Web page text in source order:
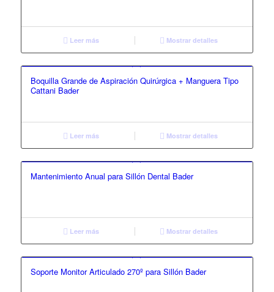
Leer más Mostrar detalles
Boquilla Grande de Aspiración Quirúrgica + Manguera Tipo
Cattani Bader
Leer más Mostrar detalles
Mantenimiento Anual para Sillón Dental Bader
Leer más Mostrar detalles
Soporte Monitor Articulado 270º para Sillón Bader